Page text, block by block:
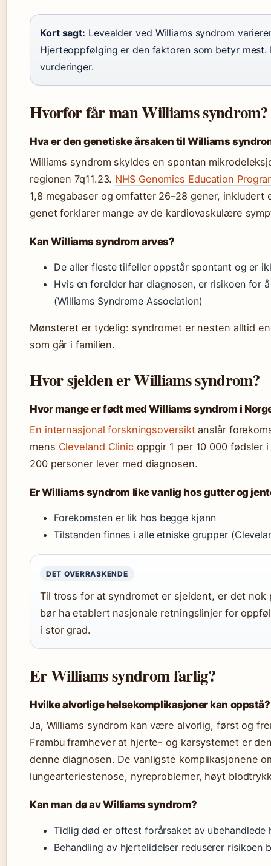
Kort sagt: Levealder ved Williams syndrom
Hjerteoppfølging er den faktoren som betyr
vurderinger.
Hvorfor får man Williams syndrom?
Hva er den genetiske årsaken til Williams
Williams syndrom skyldes en spontan
regionen 7q11.23. NHS Genomics Education
1,8 megabaser og omfatter 26–28 gener,
genet forklarer mange av de kardiovaskulære
Kan Williams syndrom arves?
De aller fleste tilfeller oppstår spontant og er
Hvis en forelder har diagnosen, er risikoen for
(Williams Syndrome Association)
Mønsteret er tydelig: syndromet er nesten alltid
som går i familien.
Hvor sjelden er Williams syndrom?
Hvor mange er født med Williams syndrom i
En internasjonal forskningsoversiktanslår
mens Cleveland Clinicoppgir 1 per 10 000 fødsler
200 personer lever med diagnosen.
Er Williams syndrom like vanlig hos gutter og
Forekomsten er lik hos begge kjønn
Tilstanden finnes i alle etniske grupper
DET OVERRASKENDE
Til tross for at syndromet er sjeldent, er det
bør ha etablert nasjonale retningslinjer for
i stor grad.
Er Williams syndrom farlig?
Hvilke alvorlige helsekomplikasjoner kan oppstå?
Ja, Williams syndrom kan være alvorlig, først og
Frambu framhever at hjerte- og karsystemet er
denne diagnosen. De vanligste komplikasjonene
lungearteriestenose, nyreproblemer, høyt
Kan man dø av Williams syndrom?
Tidlig død er oftest forårsaket av ubehandlede
Behandling av hjertelidelser reduserer risikoen